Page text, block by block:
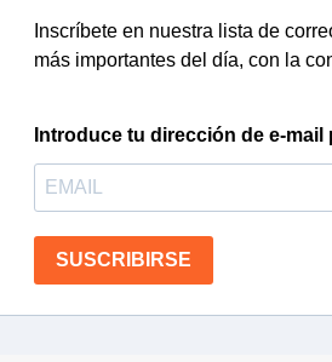
Inscríbete en nuestra lista de
más importantes del día, con la
Introduce tu dirección de e-
SUSCRIBIRSE